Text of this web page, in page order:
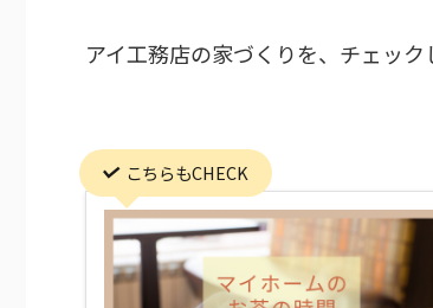
アイ工務店の家づくりを、チェック
こちらもCHECK